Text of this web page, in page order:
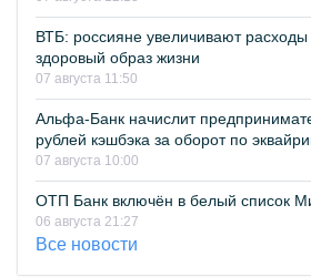
ВТБ: россияне увеличивают расходы
здоровый образ жизни
07 августа 11:50
Альфа-Банк начислит
рублей кэшбэка за оборот по
07 августа 10:00
ОТП Банк включён в белый список
06 августа 21:27
Все новости